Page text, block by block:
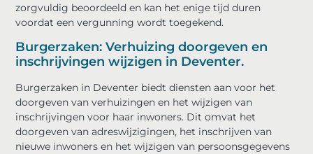
zorgvuldig beoordeeld en kan het enige tijd duren
voordat een vergunning wordt toegekend.
Burgerzaken: Verhuizing doorgeven en
inschrijvingen wijzigen in Deventer.
Burgerzaken in Deventer biedt diensten aan voor het
doorgeven van verhuizingen en het wijzigen van
inschrijvingen voor haar inwoners. Dit omvat het
doorgeven van adreswijzigingen, het inschrijven van
nieuwe inwoners en het wijzigen van persoonsgegevens